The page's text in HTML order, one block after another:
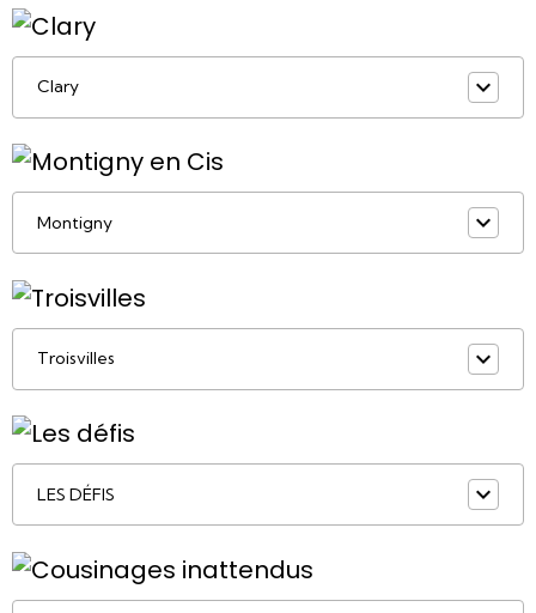
Clary
Montigny
Troisvilles
LES DÉFIS